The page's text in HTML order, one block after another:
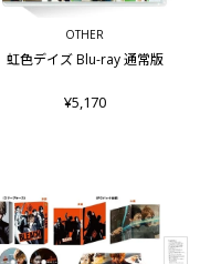
OTHER
虹色デイズ Blu-ray 通常版
¥5,170